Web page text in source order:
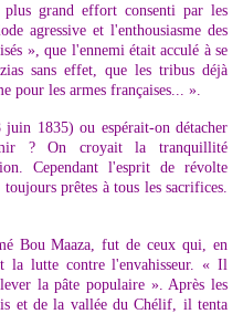
grand effort consenti par les
agressive et l'enthousiasme des
», que l'ennemi était acculé à se
sans effet, que les tribus déjà
pour les armes françaises... ».
1835) ou espérait-on détacher
? On croyait la tranquillité
Cependant l'esprit de révolte
prêtes à tous les sacrifices.
Bou Maaza, fut de ceux qui, en
la lutte contre l'envahisseur. « Il
la pâte populaire ». Après les
et de la vallée du Chélif, il tenta